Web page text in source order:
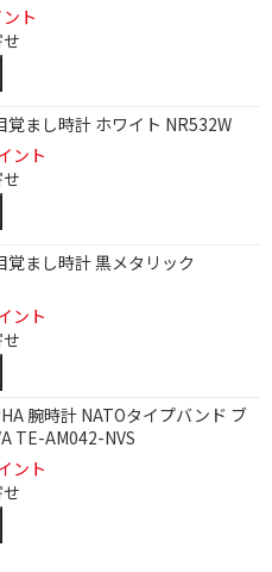
ト
覚まし時計 ホワイト NR532W
ント
覚まし時計 黒メタリック
ント
腕時計 NATOタイプバンド ブ
TE-AM042-NVS
ント